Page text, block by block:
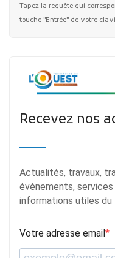
Tapez la requête qui
touche "Entrée" de votre
Recevez nos
Actualités, travaux,
événements,
informations utiles du
Votre adresse email